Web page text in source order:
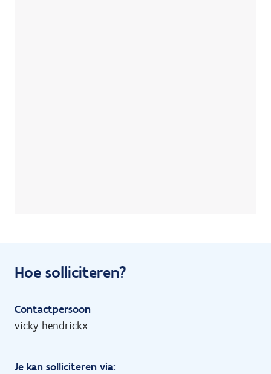
Hoe solliciteren?
Contactpersoon
vicky hendrickx
Je kan solliciteren via: